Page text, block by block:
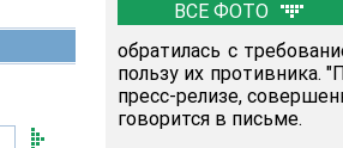
ВСЕ ФОТО
обратилась с
пользу их противника.
пресс-релизе,
говорится в письме.